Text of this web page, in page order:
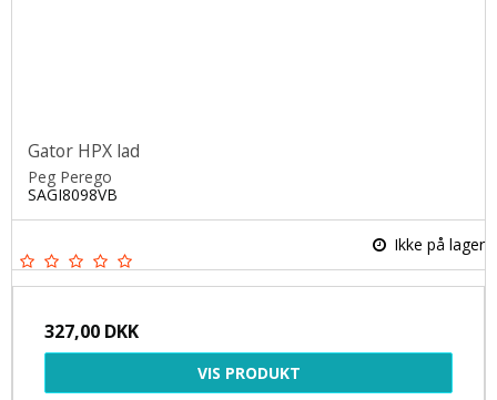
Gator HPX lad
Peg Perego
SAGI8098VB
Ikke på lager
327,00 DKK
VIS PRODUKT